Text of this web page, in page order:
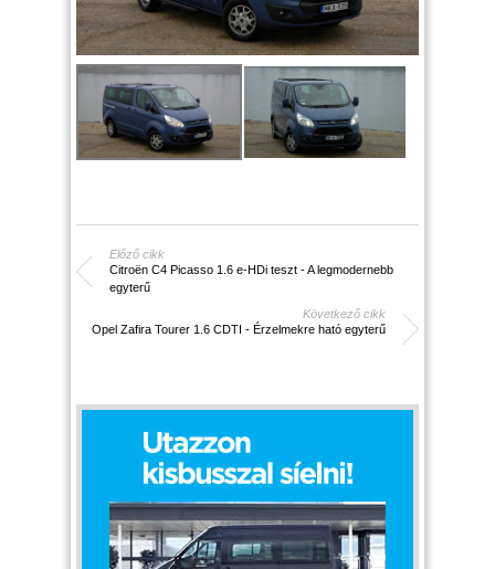
Előző cikk
Citroën C4 Picasso 1.6 e-HDi teszt - A legmodernebb
egyterű
Következő cikk
Opel Zafira Tourer 1.6 CDTI - Érzelmekre ható egyterű